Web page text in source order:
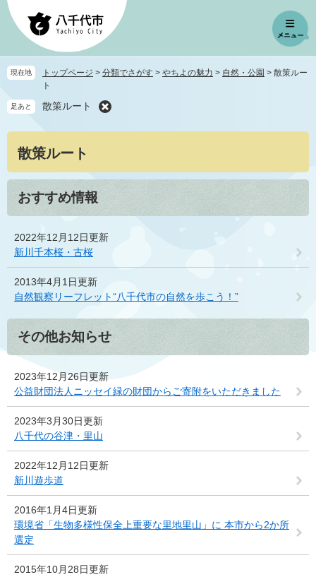
ペ
先
頭
す
メ
を
飛
し
へ
現在地 トップページ > 分類でさがす > やちよの魅力 > 自然・公園 > 散策ルー
ト
足あと 散策ルート
散策ルート
おすすめ情報
2022年12月12日更新
新川千本桜・古桜
2013年4月1日更新
自然観察リーフレット“八千代市の自然を歩こう！”
その他お知らせ
2023年12月26日更新
公益財団法人ニッセイ緑の財団からご寄附をいただきました
2023年3月30日更新
八千代の谷津・里山
2022年12月12日更新
新川遊歩道
2016年1月4日更新
環境省「生物多様性保全上重要な里地里山」に 本市から2か所
選定
2015年10月28日更新